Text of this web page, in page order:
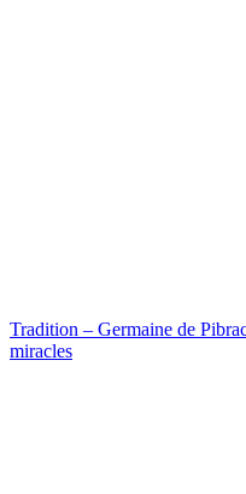
Tradition – Germaine de
miracles